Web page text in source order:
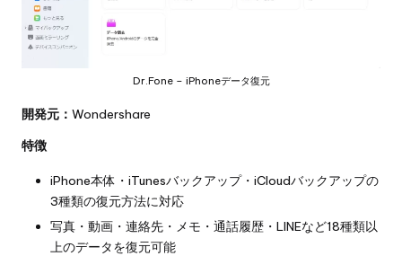
Dr.Fone – iPhoneデータ復元
開発元： Wondershare
特徴
iPhone本体・iTunesバックアップ・iCloudバックアップの
3種類の復元方法に対応
写真・動画・連絡先・メモ・通話履歴・LINEなど18種類以
上のデータを復元可能